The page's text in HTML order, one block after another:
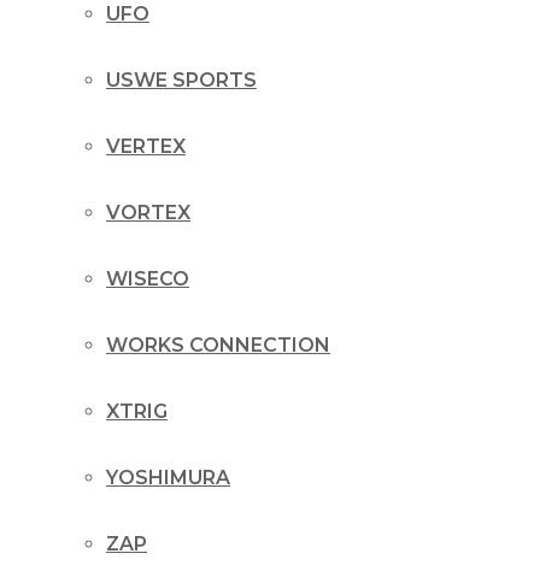
UFO
USWE SPORTS
VERTEX
VORTEX
WISECO
WORKS CONNECTION
XTRIG
YOSHIMURA
ZAP